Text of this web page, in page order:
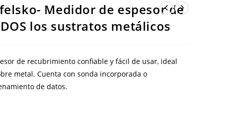
Medidor de espesor de
los sustratos metálicos
de recubrimiento confiable y fácil de usar, ideal
metal. Cuenta con sonda incorporada o
de datos.